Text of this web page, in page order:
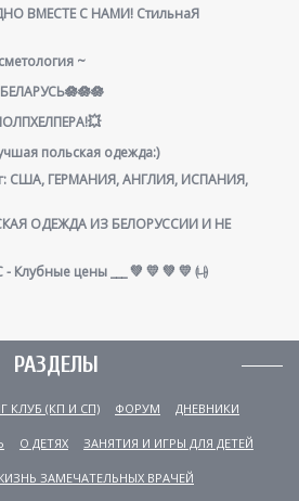
ВМЕСТЕ С НАМИ! СтильнаЯ
~
польская одежда:)
США, ГЕРМАНИЯ, АНГЛИЯ, ИСПАНИЯ,
ОДЕЖДА ИЗ БЕЛОРУССИИ И НЕ
- Клубные цены ___ 💚 💛 💚 💛 ㈏
РАЗДЕЛЫ
КЛУБ (КП И СП) ФОРУМ ДНЕВНИКИ
О ДЕТЯХ ЗАНЯТИЯ И ИГРЫ ДЛЯ ДЕТЕЙ
ЗАМЕЧАТЕЛЬНЫХ ВРАЧЕЙ